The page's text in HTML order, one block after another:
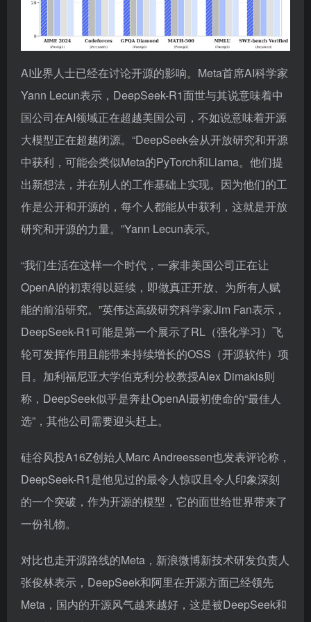
AI业界人士已经在讨论开源的影响。Meta首席AI科学家
Yann Lecun表示，DeepSeek-R1面世与其说意味着中
国公司在AI领域正在超越美国公司，不如说意味着开源
大模型正在超越闭源。“DeepSeek会从开放研究和开源
中获利，可能会类似Meta的PyTorch和Llama。他们提
出新想法，并在别人的工作基础上实现。因为他们的工
作是公开和开源的，每个人都能从中获利，这就是开放
研究和开源的力量。”Yann Lecun表示。
“我们生活在这样一个时代，一家非美国公司正在让
OpenAI的初衷得以延续，即做真正开放、为所有人赋
能的前沿研究。”英伟达高级研究科学家Jim Fan表示，
DeepSeek-R1可能是第一个展示了RL（强化学习）飞
轮可发挥作用且能带来持续增长的OSS（开源软件）项
目。加利福尼亚大学伯克利分校教授Alex Dimakis则
称，DeepSeek似乎是奔赴OpenAI最初使命的“最佳人
选”，其他公司需要迎头赶上。
硅谷风投A16Z创始人Marc Andreessen也发表评论称，
DeepSeek-R1是他见过的最令人惊叹且令人印象深刻
的一个突破，作为开源的模型，它的面世给世界带来了
一份礼物。
对比也走开源路线的Meta，新浪微博新技术研发负责人
张俊林表示，DeepSeek和阿里在开源方面已经领先
Meta，国内的开源风气越来越好，这是被DeepSeek和